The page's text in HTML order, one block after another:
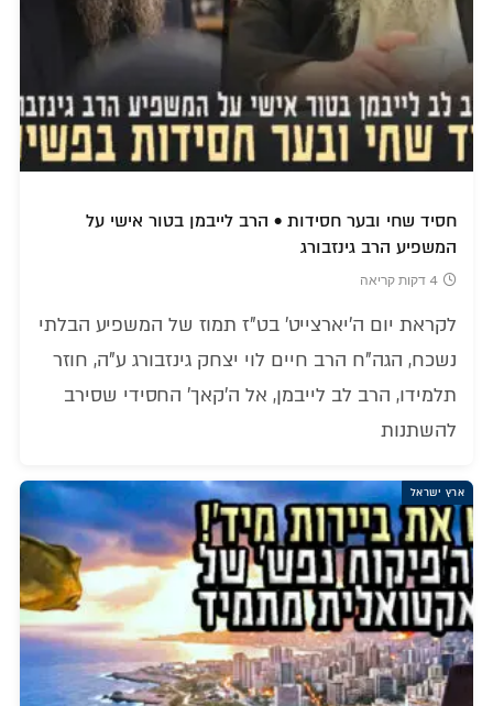
חסיד שחי ובער חסידות • הרב לייבמן בטור אישי על
המשפיע הרב גינזבורג
4 דקות קריאה
לקראת יום ה'יארצייט' בט"ז תמוז של המשפיע הבלתי
נשכח, הגה"ח הרב חיים לוי יצחק גינזבורג ע"ה, חוזר
תלמידו, הרב לב לייבמן, אל ה'קאך' החסידי שסירב
להשתנות
ארץ ישראל